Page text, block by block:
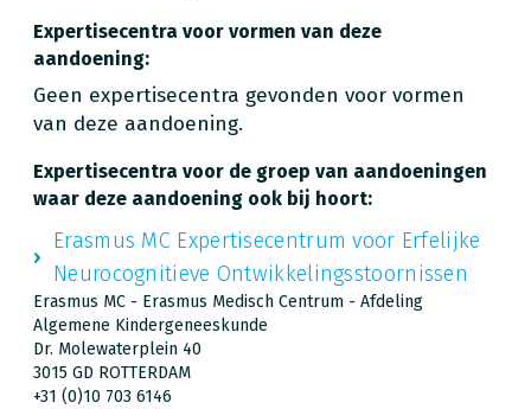
Expertisecentra voor vormen van deze
aandoening:
Geen expertisecentra gevonden voor vormen
van deze aandoening.
Expertisecentra voor de groep van aandoeningen
waar deze aandoening ook bij hoort:
Erasmus MC Expertisecentrum voor Erfelijke
Neurocognitieve Ontwikkelingsstoornissen
Erasmus MC - Erasmus Medisch Centrum - Afdeling
Algemene Kindergeneeskunde
Dr. Molewaterplein 40
3015 GD ROTTERDAM
+31 (0)10 703 6146